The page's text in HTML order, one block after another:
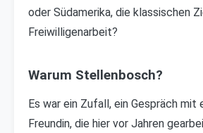
oder Südamerika, die klassischen
Freiwilligenarbeit?
Warum Stellenbosch?
Es war ein Zufall, ein Gespräch mit
Freundin, die hier vor Jahren